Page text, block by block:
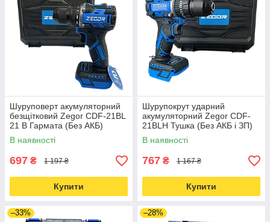
Шуруповерт акумуляторний
безщітковий Zegor CDF-21BL
21 В Гармата (Без АКБ)
В наявності
697 ₴ 1 197 ₴
Купити
Шурупокрут ударний
акумуляторний Zegor CDF-
21BLH Тушка (Без АКБ і ЗП)
21 В 40 Нm
В наявності
767 ₴ 1 167 ₴
Купити
–33% –28%